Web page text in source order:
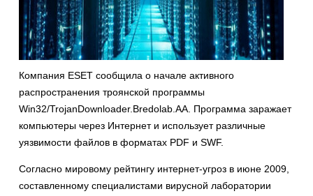
Компания ESET сообщила о начале активного
распространения троянской программы
Win32/TrojanDownloader.Bredolab.AA. Программа заражает
компьютеры через Интернет и использует различные
уязвимости файлов в форматах PDF и SWF.
Согласно мировому рейтингу интернет-угроз в июне 2009,
составленному специалистами вирусной лаборатории